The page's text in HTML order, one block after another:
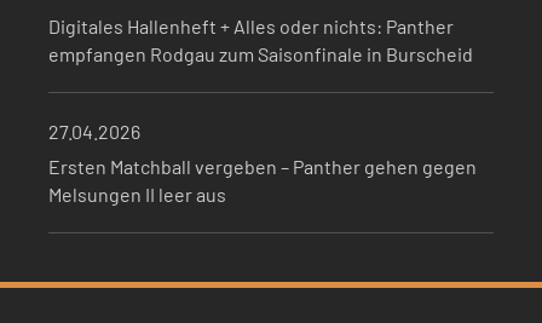
Digitales Hallenheft + Alles oder nichts: Panther
empfangen Rodgau zum Saisonfinale in Burscheid
27.04.2026
Ersten Matchball vergeben – Panther gehen gegen
Melsungen II leer aus